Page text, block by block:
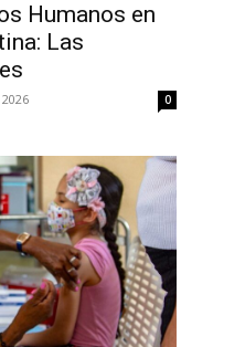
Humanos en
Las
0